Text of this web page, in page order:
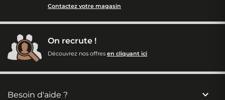
Contactez votre magasin
On recrute !
Découvrez nos offres en cliquant ici
Besoin d'aide ? 